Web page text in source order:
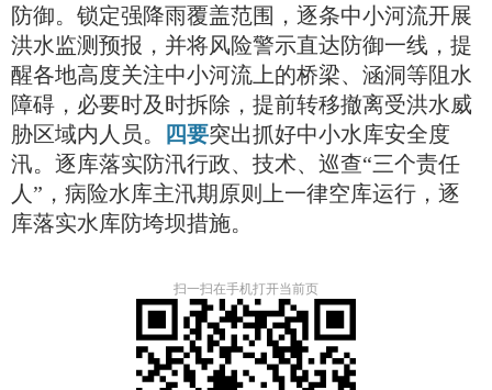
防御。锁定强降雨覆盖范围，逐条中小河流开展
洪水监测预报，并将风险警示直达防御一线，提
醒各地高度关注中小河流上的桥梁、涵洞等阻水
障碍，必要时及时拆除，提前转移撤离受洪水威
胁区域内人员。
四要突出抓好中小水库安全度
汛。逐库落实防汛行政、技术、巡查“三个责任
人”，病险水库主汛期原则上一律空库运行，逐
库落实水库防垮坝措施。
扫一扫在手机打开当前页